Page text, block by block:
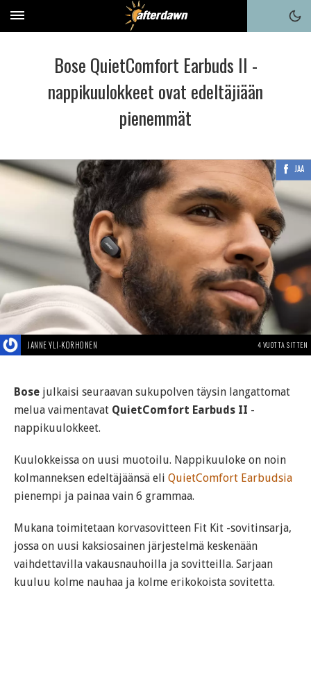
Bose QuietComfort Earbuds II -
nappikuulokkeet ovat edeltäjiään
pienemmät
JAA
JANNE YLI-KORHONEN 4 VUOTTA SITTEN
Bose julkaisi seuraavan sukupolven täysin langattomat
melua vaimentavat QuietComfort Earbuds II -
nappikuulokkeet.
Kuulokkeissa on uusi muotoilu. Nappikuuloke on noin
kolmanneksen edeltäjäänsä eli QuietComfort Earbudsia
pienempi ja painaa vain 6 grammaa.
Mukana toimitetaan korvasovitteen Fit Kit -sovitinsarja,
jossa on uusi kaksiosainen järjestelmä keskenään
vaihdettavilla vakausnauhoilla ja sovitteilla. Sarjaan
kuuluu kolme nauhaa ja kolme erikokoista sovitetta.